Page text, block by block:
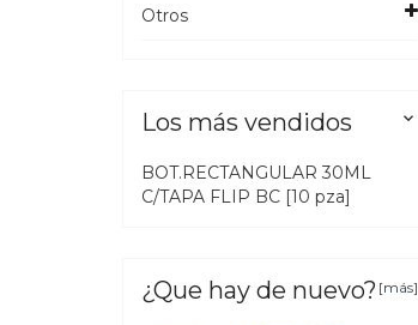
Otros
Los más vendidos 
BOT.RECTANGULAR 30ML
C/TAPA FLIP BC [10 pza]
¿Que hay de nuevo? [más]